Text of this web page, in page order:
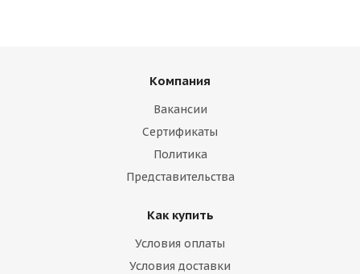
Компания
Вакансии
Сертификаты
Политика
Представительства
Как купить
Условия оплаты
Условия доставки